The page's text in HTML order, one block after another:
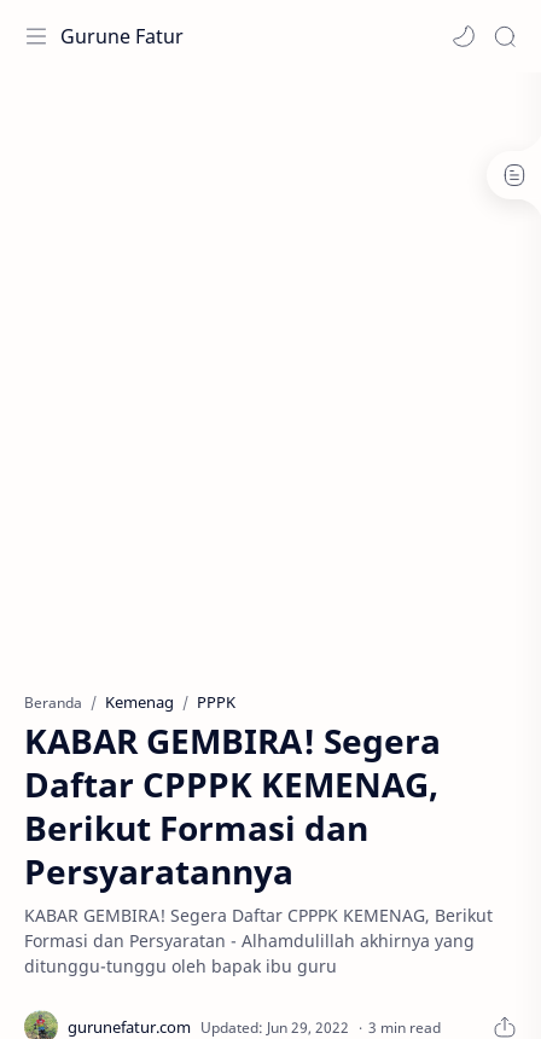
Gurune Fatur
Beranda Kemenag PPPK
KABAR GEMBIRA! Segera
Daftar CPPPK KEMENAG,
Berikut Formasi dan
Persyaratannya
KABAR GEMBIRA! Segera Daftar CPPPK KEMENAG, Berikut
Formasi dan Persyaratan - Alhamdulillah akhirnya yang
ditunggu-tunggu oleh bapak ibu guru
3 min read